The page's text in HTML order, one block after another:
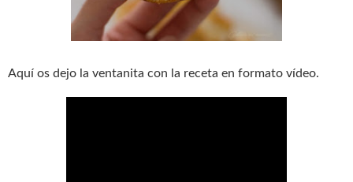
Aquí os dejo la ventanita con la receta en formato vídeo.